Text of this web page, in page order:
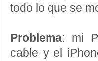
todo lo que se
Problema: mi
cable y el